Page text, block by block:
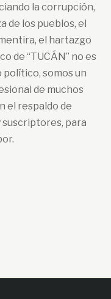
la corrupción,
de los pueblos, el
el hartazgo
de “TUCÁN” no es
somos un
de muchos
el respaldo de
para